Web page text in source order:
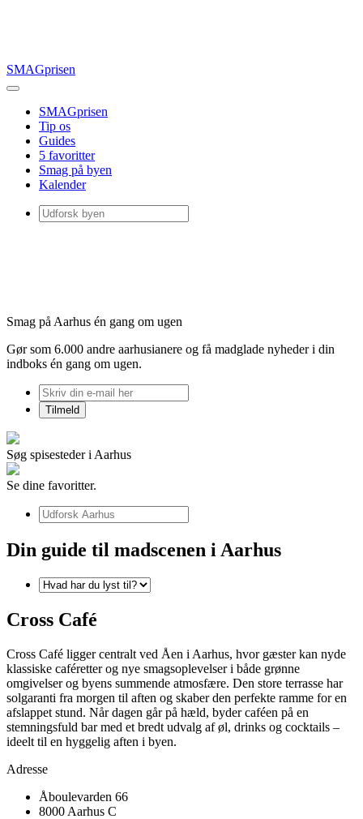
SMAGprisen
SMAGprisen
Tip os
Guides
5 favoritter
Smag på byen
Kalender
Smag på Aarhus én gang om ugen
Gør som 6.000 andre aarhusianere og få madglade nyheder i din
indboks én gang om ugen.
Søg spisesteder i Aarhus
Se dine favoritter.
Din guide til madscenen i Aarhus
Cross Café
Cross Café ligger centralt ved Åen i Aarhus, hvor gæster kan nyde
klassiske caféretter og nye smagsoplevelser i både grønne
omgivelser og byens summende atmosfære. Den store terrasse har
solgaranti fra morgen til aften og skaber den perfekte ramme for en
afslappet stund. Når dagen går på hæld, byder caféen på en
stemningsfuld bar med et bredt udvalg af øl, drinks og cocktails –
ideelt til en hyggelig aften i byen.
Adresse
Åboulevarden 66
8000 Aarhus C